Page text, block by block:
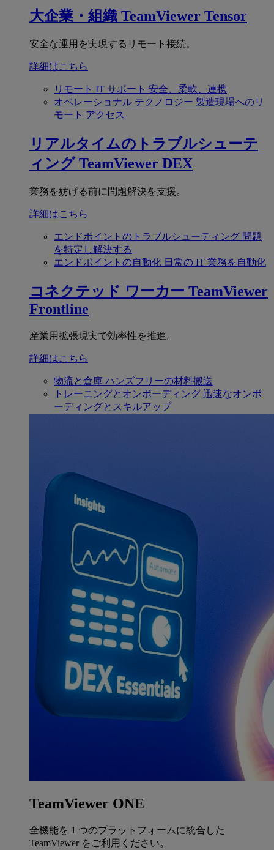
大企業・組織 TeamViewer Tensor
安全な運用を実現するリモート接続。
詳細はこちら
リモート IT サポート 安全、柔軟、連携
オペレーショナル テクノロジー 製造現場へのリ
モート アクセス
リアルタイムのトラブルシューテ
ィング TeamViewer DEX
業務を妨げる前に問題解決を支援。
詳細はこちら
エンドポイントのトラブルシューティング 問題
を特定し解決する
エンドポイントの自動化 日常の IT 業務を自動化
コネクテッド ワーカー TeamViewer
Frontline
産業用拡張現実で効率性を推進。
詳細はこちら
物流と倉庫 ハンズフリーの材料搬送
トレーニングとオンボーディング 迅速なオンボ
ーディングとスキルアップ
TeamViewer ONE
全機能を 1 つのプラットフォームに統合した
TeamViewer をご利用ください。